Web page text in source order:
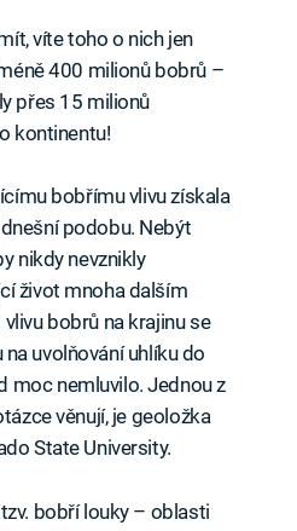
víte toho o nich jen
400 milionů bobrů –
přes 15 milionů
kontinentu!
bobřímu vlivu získala
podobu. Nebýt
nikdy nevznikly
život mnoha dalším
bobrů na krajinu se
na uvolňování uhlíku do
moc nemluvilo. Jednou z
věnují, je geoložka
State University.
bobří louky – oblasti